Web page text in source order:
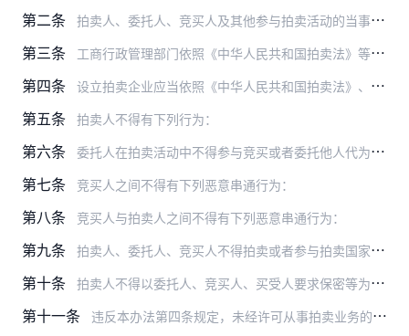
第二条 拍卖人、委托人、竞买人及其他参与拍卖活动的当事人从事拍卖活动，应当遵守有关法律法规和本办法，遵循公开、公平、公正、诚实信用的原则。
第三条 工商行政管理部门依照《中华人民共和国拍卖法》等法律法规和本办法对拍卖活动实施监督管理，主要职责是：
第四条 设立拍卖企业应当依照《中华人民共和国拍卖法》、《中华人民共和国公司法》等法律法规的规定，向工商行政管理部门申请登记，领取营业执照，并经所在地的省、自治区、直辖市…
第五条 拍卖人不得有下列行为：
第六条 委托人在拍卖活动中不得参与竞买或者委托他人代为竞买。
第七条 竞买人之间不得有下列恶意串通行为：
第八条 竞买人与拍卖人之间不得有下列恶意串通行为：
第九条 拍卖人、委托人、竞买人不得拍卖或者参与拍卖国家禁止买卖的物品或者财产权利。
第十条 拍卖人不得以委托人、竞买人、买受人要求保密等为由，阻碍监督检查。
第十一条 违反本办法第四条规定，未经许可从事拍卖业务的，由工商行政管理部门依照《中华人民共和国拍卖法》第六十条的规定处罚。